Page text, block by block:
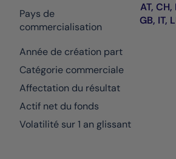
Pays de
commercialisation
AT, CH,
GB, IT,
Année de création part
Catégorie commerciale
Affectation du résultat
Actif net du fonds
Volatilité sur 1 an glissant